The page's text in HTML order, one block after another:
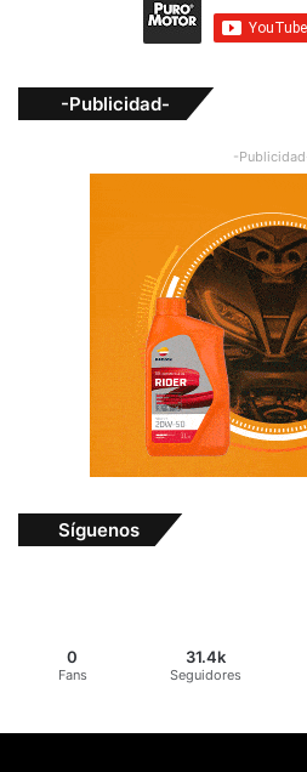
-Publicidad-
-
Síguenos
0
Fans
31.4k
Seguidores